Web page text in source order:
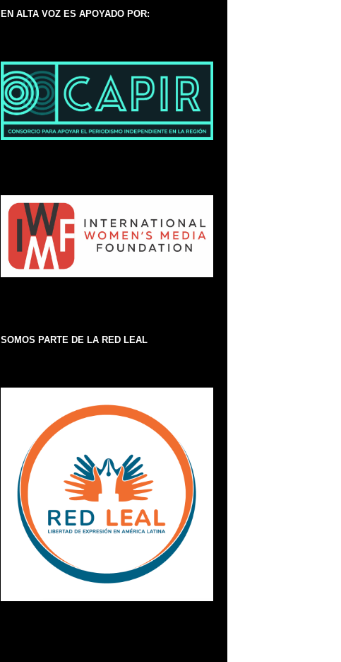
EN ALTA VOZ ES APOYADO POR:
SOMOS PARTE DE LA RED LEAL